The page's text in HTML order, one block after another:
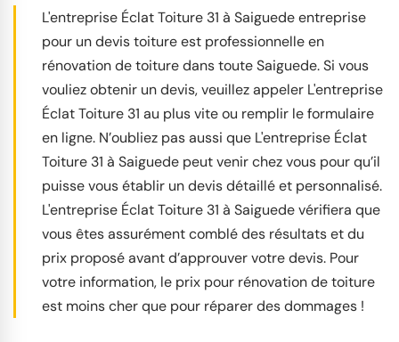
L'entreprise Éclat Toiture 31 à Saiguede entreprise
pour un devis toiture est professionnelle en
rénovation de toiture dans toute Saiguede. Si vous
vouliez obtenir un devis, veuillez appeler L'entreprise
Éclat Toiture 31 au plus vite ou remplir le formulaire
en ligne. N’oubliez pas aussi que L'entreprise Éclat
Toiture 31 à Saiguede peut venir chez vous pour qu’il
puisse vous établir un devis détaillé et personnalisé.
L'entreprise Éclat Toiture 31 à Saiguede vérifiera que
vous êtes assurément comblé des résultats et du
prix proposé avant d’approuver votre devis. Pour
votre information, le prix pour rénovation de toiture
est moins cher que pour réparer des dommages !